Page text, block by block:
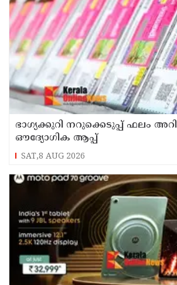
ഭാഗ്യക്കുറി നറുക്കെടുപ്പ് ഫലം
ഔദ്യോഗിക ആപ്പ്
SAT,8 AUG 2026